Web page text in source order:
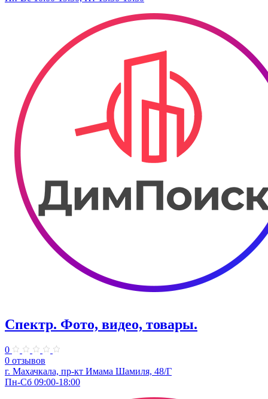
Спектр. Фото, видео, товары.
0
0 отзывов
г. Махачкала, пр-кт Имама Шамиля, 48/Г
Пн-Сб 09:00-18:00